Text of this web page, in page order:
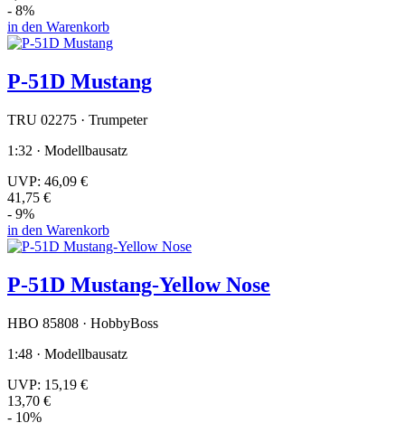
- 8%
in den Warenkorb
P-51D Mustang
TRU 02275 · Trumpeter
1:32 · Modellbausatz
UVP: 46,09 €
41,75 €
- 9%
in den Warenkorb
P-51D Mustang-Yellow Nose
HBO 85808 · HobbyBoss
1:48 · Modellbausatz
UVP: 15,19 €
13,70 €
- 10%